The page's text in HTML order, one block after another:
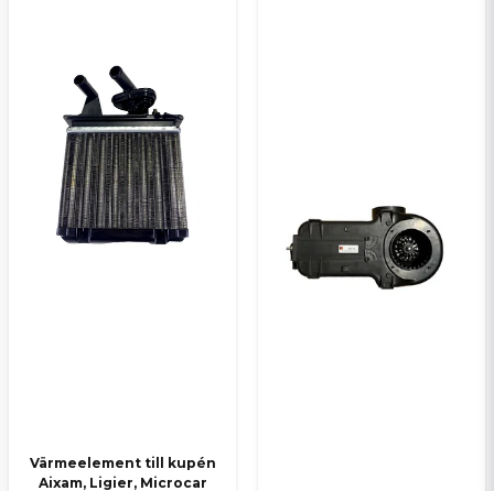
Värmeelement till kupén
Aixam, Ligier, Microcar
Skicka en fråga